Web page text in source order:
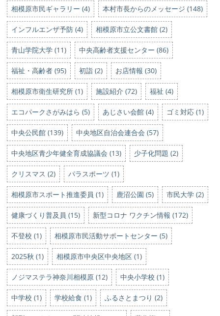
相模原市民ギャラリー (4) 本村市長からのメッセージ (148)
インフルエンザ予防 (4) 相模原市立公文書館 (2)
青山学院大学 (11) 中央高齢者支援センター (86)
福祉・高齢者 (95) 初詣 (2) お店情報 (30)
相模原市衛生研究所 (1) 施設紹介 (72) 福祉 (4)
エコパークさがみはら (5) あじさい会館 (4) ゴミ対応 (1)
中央公民館 (139) 中央地区自治会連合会 (57)
中央地区青少年健全育成協議会 (13) 少子化問題 (2)
クリスマス (2) パラスポーツ (1)
相模原市スポート推進委員 (1) 鹿沼公園 (5) 市民大学 (2)
健康づくり普及員 (15) 新型コロナ ワクチン情報 (172)
不登校 (1) 相模原市民活動サポートセンター (5)
2025秋 (1) 相模原市中央区中央地区 (1)
ノジマステラ神奈川相模原 (12) 中央小学校 (1)
中学校 (1) 学校給食 (1) ふるさとまつり (2)